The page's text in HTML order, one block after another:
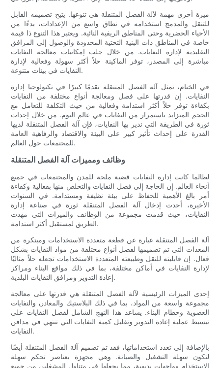
ميزة أخرى مهمة لآلة الفصل المتنقلة هي تنوعها. يتيح تصميمه القابل
للتنقل والمدمج استخدامه في نطاق واسع من الإعدادات، بدءًا من
الأحياء الحضرية وحتى المناطق الريفية النائية. ويعتبر هذا التنوع ذا قيمة
خاصة في المناطق ذات البنية التحتية المحدودة والوصول إلى المرافق
التقليدية لإدارة النفايات. من خلال جلب إمكانيات معالجة النفايات
مباشرة إلى المصدر، توفر الماكينة حلاً أكثر سهولة وفعالية لإدارة
النفايات في بيئات متنوعة.
في الختام، تمثل آلة الفصل المتنقلة تقدمًا كبيرًا في تكنولوجيا إدارة
النفايات. إن قدرتها على فصل ومعالجة أنواع مختلفة من النفايات
بكفاءة توفر حلاً أكثر استدامة وفعالية من حيث التكلفة للتعامل مع
الحجم المتزايد باستمرار من النفايات في عالم اليوم. من خلال إحداث
ثورة في الطريقة التي ندير بها النفايات، فإن آلة الفصل المتنقلة لديها
القدرة على إحداث تأثير كبير على البيئة والاقتصاد والرفاهية العامة
للمجتمعات حول العالم.
وظائف ومميزات آلة الفصل المتنقلة
لطالما كانت إدارة النفايات قضية ملحة للمدن والمجتمعات في جميع
أنحاء العالم. إن الحاجة إلى فصل النفايات والتخلص منها بفعالية وكفاءة
أمر بالغ الأهمية للحفاظ على بيئة نظيفة ومستدامة. في السنوات
الأخيرة، أحدث إدخال آلة الفصل المتنقلة ثورة في صناعة إدارة
النفايات، حيث قدمت مجموعة من الوظائف والميزات التي مهدت
الطريق لمستقبل أكثر استدامة.
آلة الفصل المتنقلة عبارة عن قطعة متعددة الاستخدامات ومبتكرة من
المعدات التي تم تصميمها لفصل أنواع مختلفة من مواد النفايات بشكل
فعال. إن قابليته للنقل وطبيعته المتعددة الاستخدامات تجعله حلاً مثاليًا
لإدارة النفايات في أماكن مختلفة، بما في ذلك مواقع البناء ومراكز
إعادة التدوير ومرافق النفايات البلدية.
إحدى الميزات الرئيسية لآلة الفصل المتنقلة هي قدرتها على معالجة
مجموعة واسعة من المواد، بما في ذلك البلاستيك والمعادن والنفايات
العضوية وحطام البناء. يساعد هذا النهج الشامل لفصل النفايات على
تبسيط عملية إعادة التدوير وتقليل كمية النفايات التي تنتهي في مدافن
النفايات.
بالإضافة إلى تعدد استخداماتها، فقد تم تصميم آلة الفصل المتنقلة أيضًا
لتكون سهلة التشغيل والصيانة. وهي مجهزة بعناصر تحكم سهلة
الاستخدام وواجهات بديهية، مما يجعلها في متناول المشغلين من جميع